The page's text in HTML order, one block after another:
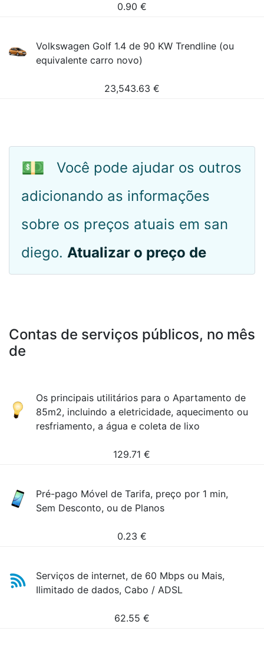
0.90 €
Volkswagen Golf 1.4 de 90 KW Trendline (ou
equivalente carro novo)
23,543.63 €
💵
Você pode ajudar os outros
adicionando as informações
sobre os preços atuais em san
diego. Atualizar o preço de
Contas de serviços públicos, no mês
de
Os principais utilitários para o Apartamento de
85m2, incluindo a eletricidade, aquecimento ou
resfriamento, a água e coleta de lixo
129.71 €
Pré-pago Móvel de Tarifa, preço por 1 min,
Sem Desconto, ou de Planos
0.23 €
Serviços de internet, de 60 Mbps ou Mais,
Ilimitado de dados, Cabo / ADSL
62.55 €